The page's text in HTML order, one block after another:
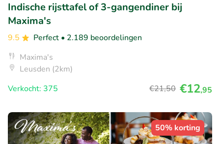
Indische rijsttafel of 3-gangendiner bij
Maxima's
9.5 Perfect • 2.189 beoordelingen
Maxima's
Leusden (2km)
Verkocht: 375
€21,50 €12,95
50% korting